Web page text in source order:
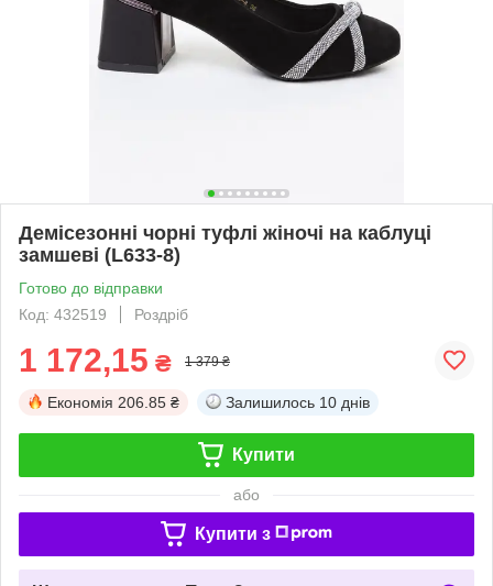
Демісезонні чорні туфлі жіночі на каблуці
замшеві (L633-8)
Готово до відправки
Код: 432519
Роздріб
1 172,15 ₴ 1 379 ₴
Економія 206.85 ₴ Залишилось 10 днів
Купити
або
Купити з